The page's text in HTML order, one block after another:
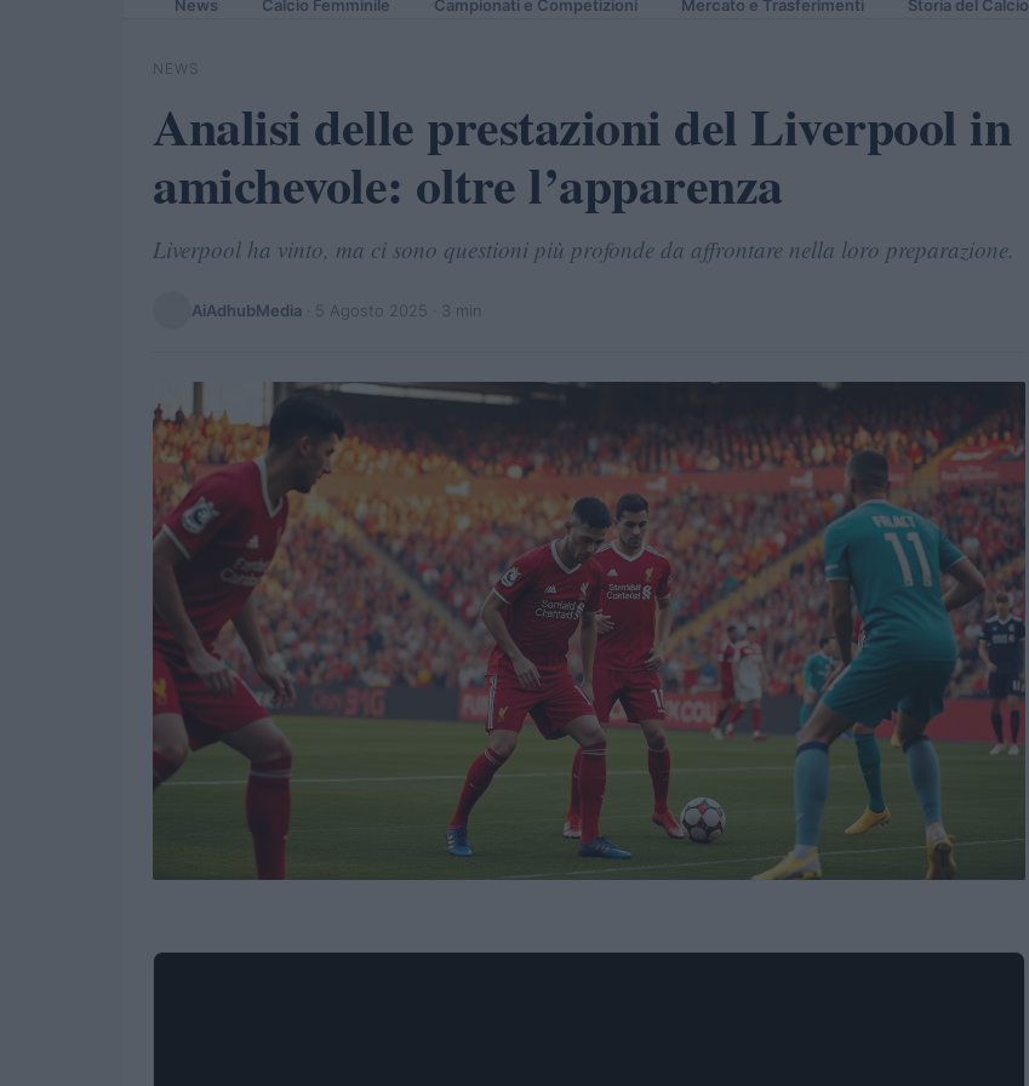
News Calcio Femminile Campionati e Competizioni Mercato e Trasferimenti Storia del Calcio
NEWS
Analisi delle prestazioni del Liverpool in
amichevole: oltre l’apparenza
Liverpool ha vinto, ma ci sono questioni più profonde da affrontare nella loro preparazione.
AiAdhubMedia 5 Agosto 2025 · 3 min